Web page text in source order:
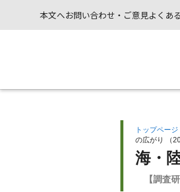
本文へお問い合わせ・ご意見よくあ
トップページ
の広がり （
海・
【調査